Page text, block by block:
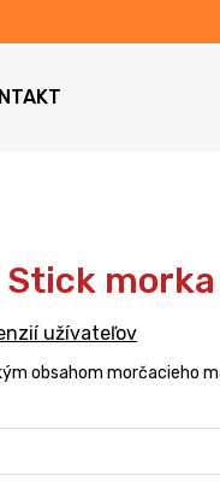
morka
užívateľov
obsahom morčacieho